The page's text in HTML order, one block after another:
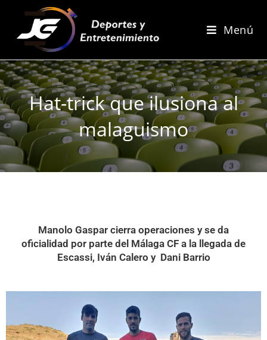
Menú
Hat-trick que ilusiona al
malaguismo
Manolo Gaspar cierra operaciones y se da
oficialidad por parte del Málaga CF a la llegada de
Escassi, Iván Calero y Dani Barrio